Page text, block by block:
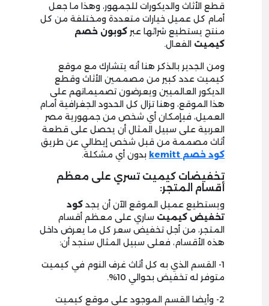
قطع الأثاث والديكورات للجمهور، وهذا ما جعل
أمام كل عميل خيارات متعددة ومختلفة من كل
منتج يستطيع شرائها عبر كوبون خصم
كيميت الفعال.
ومن الجدير بالذكر هنا أنه يتشارك مع موقع
كيميت عدد كبير من مصممين الأثاث وقطع
الديكور العالميين ويعرضون تصميماتهم على
هذا الموقع، وهنا تزال كل الحدود الجغرافية أمام
العميل، فبإمكان أي شخص من جمهورية مصر
العربية على سبيل المثال أن يحصل على قطعة
أثاث مصممة من قبل شخص إيطالي عن طريق
كود خصم
بدون أي مشكلة.
تخفيضات كيميت تسري على معظم
أقسام المتجر:
ويستطيع عميل الموقع الآن أن يجد كود
تخفيض كيميت ساري على معظم أقسام
المتجر، من أجل تخفيض سعر كل ما يعرض داخل
هذه الأقسام، فعلى سبيل المثال سنجد أن:
1- القسم الذي به كل أثاث غرف النوم في كيميت
متوفر له تخفيض بحوالي 10%.
2- وأيضا القسم الموجود على موقع كيميت